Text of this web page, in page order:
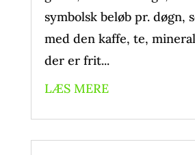
symbolsk beløb pr. døgn,
med den kaffe, te,
der er frit...
LÆS MERE